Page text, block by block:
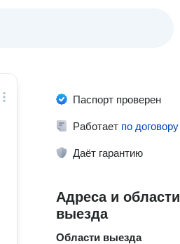
Паспорт проверен
Работает по договору
Даёт гарантию
Адреса и области
выезда
Области выезда